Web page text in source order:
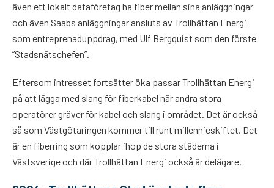
även ett lokalt dataföretag ha fiber mellan sina anläggningar
och även Saabs anläggningar ansluts av Trollhättan Energi
som entreprenaduppdrag, med Ulf Bergquist som den förste
”Stadsnätschefen”.
Eftersom intresset fortsätter öka passar Trollhättan Energi
på att lägga med slang för fiberkabel när andra stora
operatörer gräver för kabel och slang i området. Det är också
så som Västgötaringen kommer till runt millennieskiftet. Det
är en fiberring som kopplar ihop de stora städerna i
Västsverige och där Trollhättan Energi också är delägare.